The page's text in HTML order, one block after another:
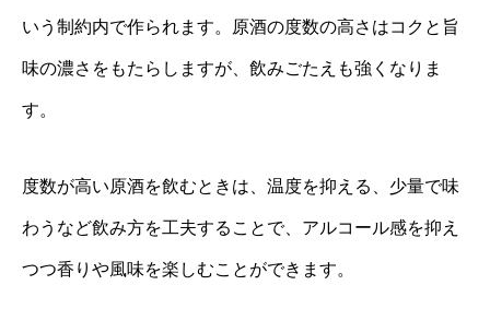
いう制約内で作られます。原酒の度数の高さはコクと旨
味の濃さをもたらしますが、飲みごたえも強くなりま
す。
度数が高い原酒を飲むときは、温度を抑える、少量で味
わうなど飲み方を工夫することで、アルコール感を抑え
つつ香りや風味を楽しむことができます。